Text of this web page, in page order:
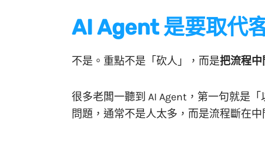
AI Agent 是要取代
不是。重點不是「砍人」，而是把流程
很多老闆一聽到 AI Agent，第一句就是
問題，通常不是人太多，而是流程斷在